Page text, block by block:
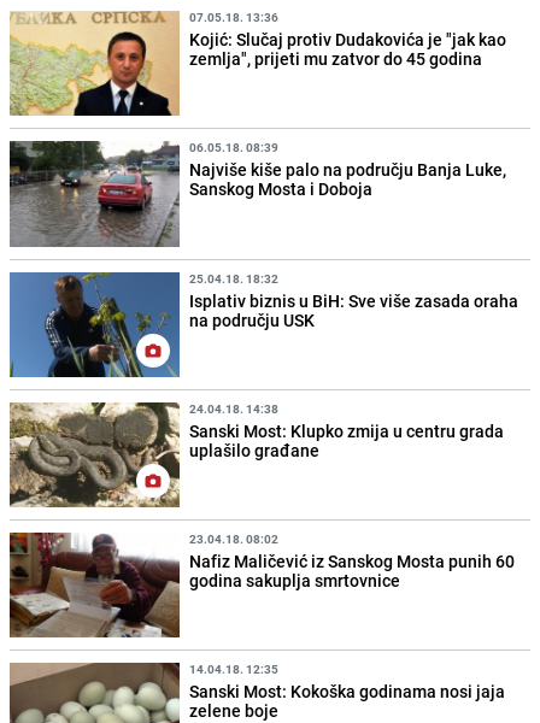
07.05.18. 13:36
Kojić: Slučaj protiv Dudakovića je "jak kao
zemlja", prijeti mu zatvor do 45 godina
06.05.18. 08:39
Najviše kiše palo na području Banja Luke,
Sanskog Mosta i Doboja
25.04.18. 18:32
Isplativ biznis u BiH: Sve više zasada oraha
na području USK
24.04.18. 14:38
Sanski Most: Klupko zmija u centru grada
uplašilo građane
23.04.18. 08:02
Nafiz Maličević iz Sanskog Mosta punih 60
godina sakuplja smrtovnice
14.04.18. 12:35
Sanski Most: Kokoška godinama nosi jaja
zelene boje